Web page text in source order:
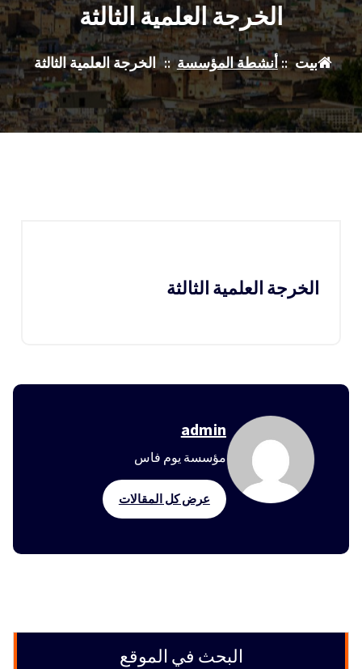
الخرجة العلمية الثالثة
بيت ::أنشطة المؤسسة:: الخرجة العلمية الثالثة
الخرجة العلمية الثالثة
admin
مؤسسة يوم فاس
عرض كل المقالات
البحث في الموقع